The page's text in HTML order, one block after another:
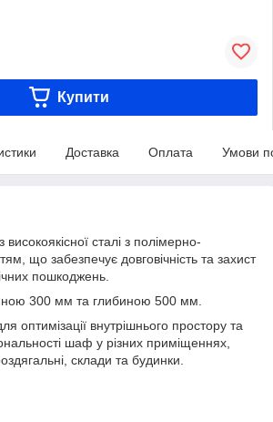
Купити
Доставка Оплата Умови
високоякісної сталі з полімерно-
що забезпечує довговічність та захист
пошкоджень.
300 мм та глибиною 500 мм.
оптимізації внутрішнього простору та
шаф у різних приміщеннях,
склади та будинки.